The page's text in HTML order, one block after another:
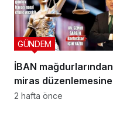
İBAN mağdurlarından
miras düzenlemesine
yeni yargı düzeni
GÜNDEM
2 hafta önce